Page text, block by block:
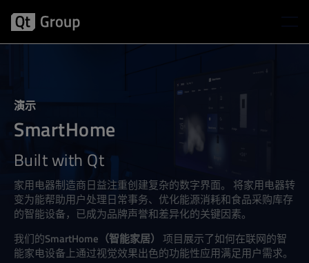
演示
SmartHome
Built with Qt
家用电器制造商日益注重创建复杂的数字界面。 将家用电器转
变为能帮助用户处理日常事务、优化能源消耗和食品采购库存
的智能设备，已成为品牌声誉和差异化的关键因素。
我们的SmartHome（智能家居） 项目展示了如何在联网的智
能家电设备上通过视觉效果出色的功能性应用满足用户需求。